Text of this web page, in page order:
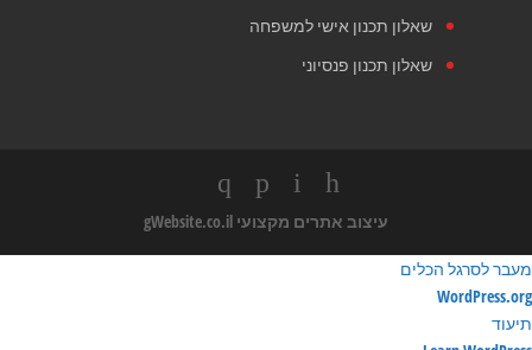
שאלון תכנון אישי למשפחה
שאלון תכנון פנסיוני
עיצוב אתרים מקצועי
מעבר לסרגל הכלים
אודות
וורדפרס
WordPress.org
תיעוד